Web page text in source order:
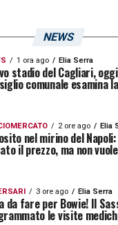
NEWS
1 ora ago Elia Serra
stadio del Cagliari,
comunale esamina
2 ore ago Elia
nel mirino del
il prezzo, ma non
3 ore ago Elia Serra
da fare per Bowie! Il
le visite